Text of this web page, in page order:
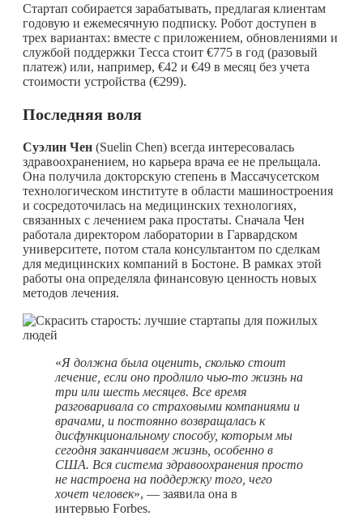
Стартап собирается зарабатывать, предлагая клиентам
годовую и ежемесячную подписку. Робот доступен в
трех вариантах: вместе с приложением, обновлениями и
службой поддержки Tесса стоит €775 в год (разовый
платеж) или, например, €42 и €49 в месяц без учета
стоимости устройства (€299).
Последняя воля
Суэлин Чен (Suelin Chen) всегда интересовалась
здравоохранением, но карьера врача ее не прельщала.
Она получила докторскую степень в Массачусетском
технологическом институте в области машиностроения
и сосредоточилась на медицинских технологиях,
связанных с лечением рака простаты. Сначала Чен
работала директором лаборатории в Гарвардском
университете, потом стала консультантом по сделкам
для медицинских компаний в Бостоне. В рамках этой
работы она определяла финансовую ценность новых
методов лечения.
«Я должна была оценить, сколько стоит
лечение, если оно продлило чью-то жизнь на
три или шесть месяцев. Все время
разговаривала со страховыми компаниями и
врачами, и постоянно возвращалась к
дисфункциональному способу, которым мы
сегодня заканчиваем жизнь, особенно в
США. Вся система здравоохранения просто
не настроена на поддержку того, чего
хочет человек», — заявила она в
интервью Forbes.